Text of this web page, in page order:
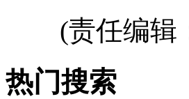
(责任编辑
热门搜索